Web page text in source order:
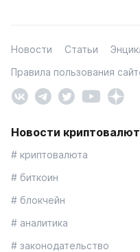
Новости Статьи
Правила пользования
Новости криптовалют
# криптовалюта
# биткоин
# блокчейн
# аналитика
# законодательство